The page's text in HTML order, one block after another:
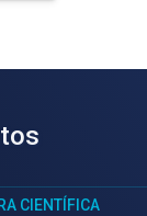
CIENTÍFICA